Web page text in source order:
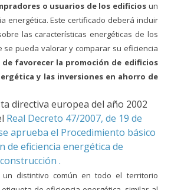
o usuarios de los edificios un
energética. Este certificado deberá incluir
las características energéticas de los
se pueda valorar y comparar su eficiencia
de favorecer la promoción de edificios
y las inversiones en ahorro de
directiva europea del año 2002
Real Decreto 47/2007, de 19 de
aprueba el Procedimiento básico
de eficiencia energética de
.
un distintivo común en todo el territorio